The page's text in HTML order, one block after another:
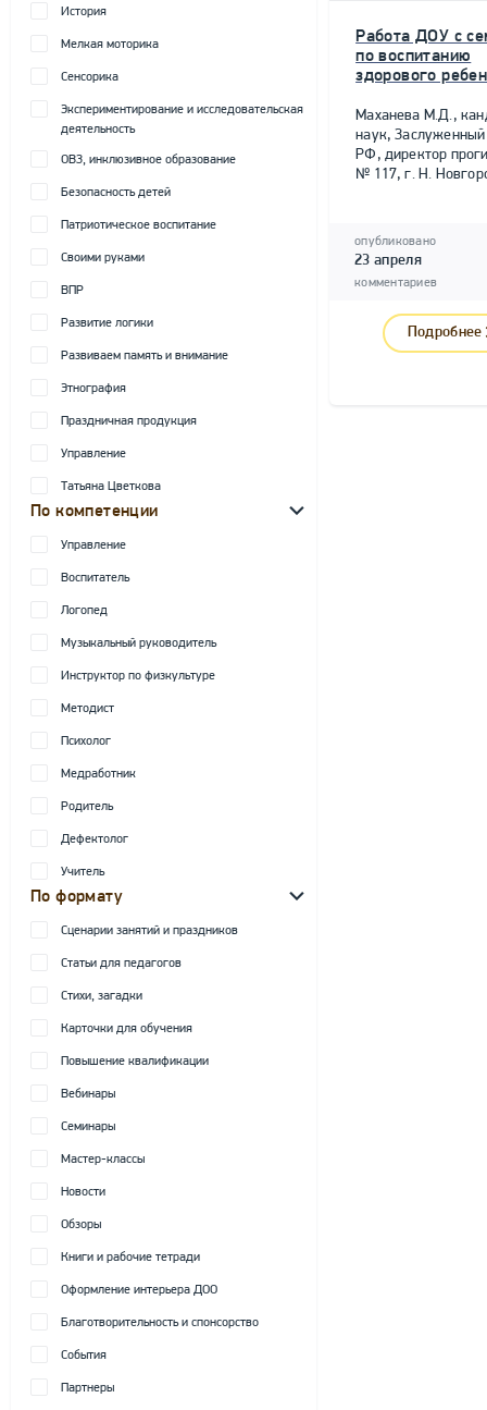
История
Мелкая моторика
Сенсорика
Экспериментирование и исследовательская
деятельность
ОВЗ, инклюзивное образование
Безопасность детей
Патриотическое воспитание
Своими руками
ВПР
Развитие логики
Развиваем память и внимание
Этнография
Праздничная продукция
Управление
Татьяна Цветкова
По компетенции
Управление
Воспитатель
Логопед
Музыкальный руководитель
Инструктор по физкультуре
Методист
Психолог
Медработник
Родитель
Дефектолог
Учитель
По формату
Сценарии занятий и праздников
Статьи для педагогов
Стихи, загадки
Карточки для обучения
Повышение квалификации
Вебинары
Семинары
Мастер-классы
Новости
Обзоры
Книги и рабочие тетради
Оформление интерьера ДОО
Благотворительность и спонсорство
События
Партнеры
Работа ДОУ с
по воспитанию
здорового
Маханева М.Д.,
наук, Заслуженный
РФ, директор
№ 117, г. Н.
опубликовано
23 апреля
комментариев
Подробнее